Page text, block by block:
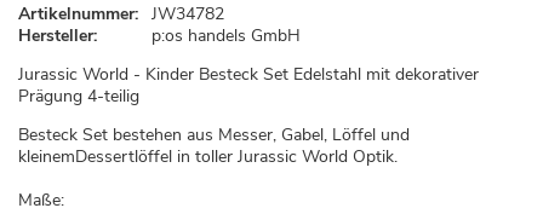
Artikelnummer: JW34782
Hersteller:
p:os handels GmbH
Jurassic World - Kinder Besteck Set Edelstahl mit dekorativer
Prägung 4-teilig
Besteck Set bestehen aus Messer, Gabel, Löffel und
kleinemDessertlöffel in toller Jurassic World Optik.
Maße: